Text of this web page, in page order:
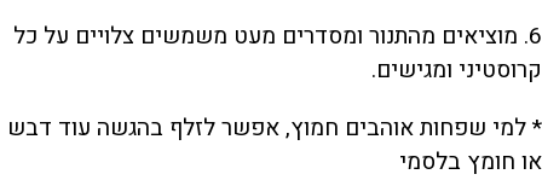
6. מוציאים מהתנור ומסדרים מעט משמשים צלויים על כל
קרוסטיני ומגישים.
* למי שפחות אוהבים חמוץ, אפשר לזלף בהגשה עוד דבש
או חומץ בלסמי